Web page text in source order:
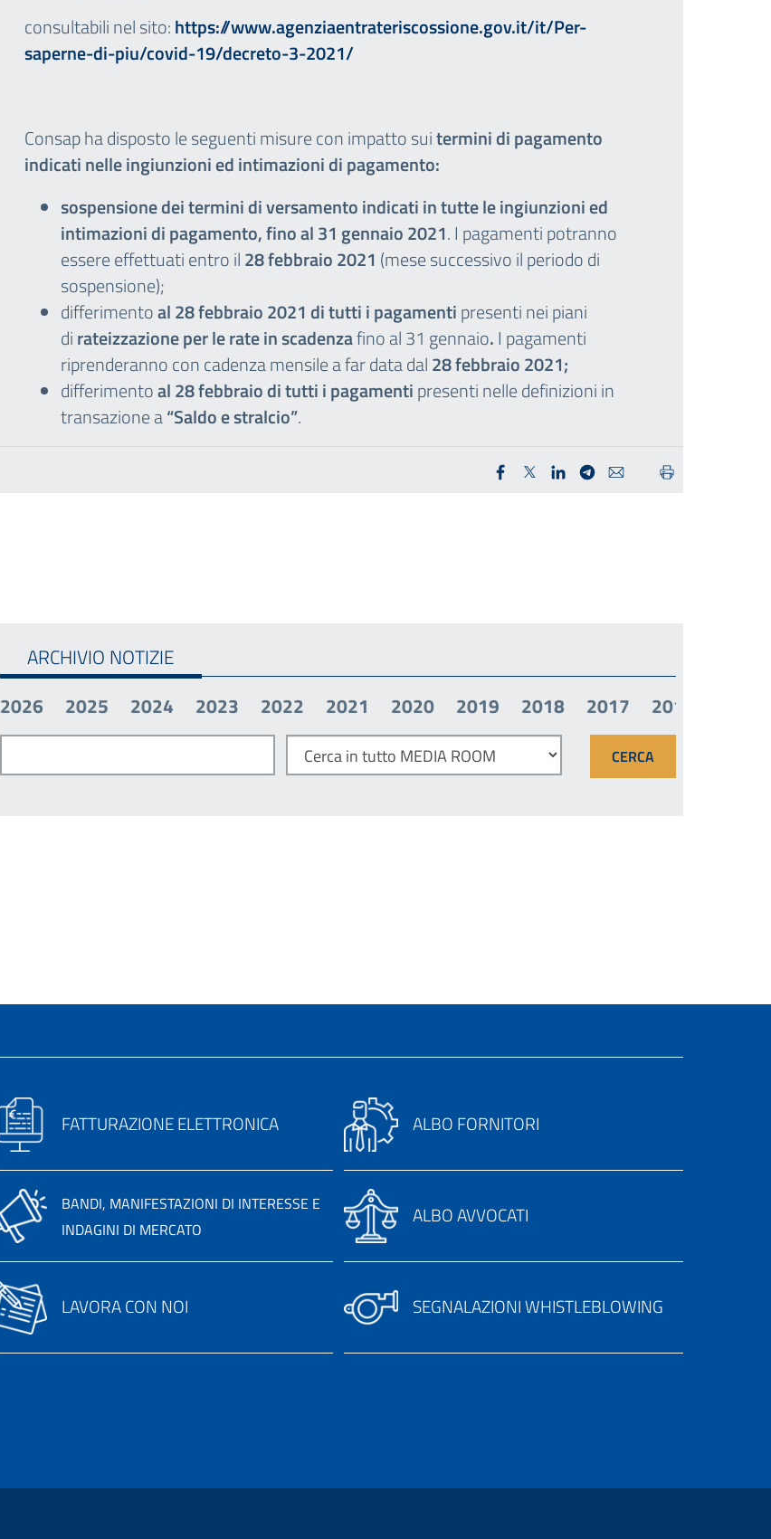
consultabili nel sito:https://www.agenziaentrateriscossione.gov.it/it/Per-
saperne-di-piu/covid-19/decreto-3-2021/
Consap ha disposto le seguenti misure con impatto suitermini di pagamento
indicati nelle ingiunzioni ed intimazioni di pagamento:
sospensione dei termini di versamento indicati in tutte le ingiunzioni ed
intimazioni di pagamento, fino al 31 gennaio 2021. I pagamenti potranno
essere effettuati entro il28 febbraio 2021 (mese successivo il periodo di
sospensione);
differimentoal 28 febbraio 2021 di tutti i pagamentipresenti nei piani
dirateizzazione per le rate in scadenzafino al 31 gennaio.I pagamenti
riprenderanno con cadenza mensile a far data dal28 febbraio 2021;
differimentoal 28 febbraio di tutti i pagamentipresenti nelle definizioni in
transazione a“Saldo e stralcio”.
ARCHIVIO NOTIZIE
2026 2025 2024 2023 2022 2021 2020 2019 2018 2017 2016
FATTURAZIONE ELETTRONICA ALBO FORNITORI
BANDI, MANIFESTAZIONI DI INTERESSE E
INDAGINI DI MERCATO
ALBO AVVOCATI
LAVORA CON NOI SEGNALAZIONI WHISTLEBLOWING